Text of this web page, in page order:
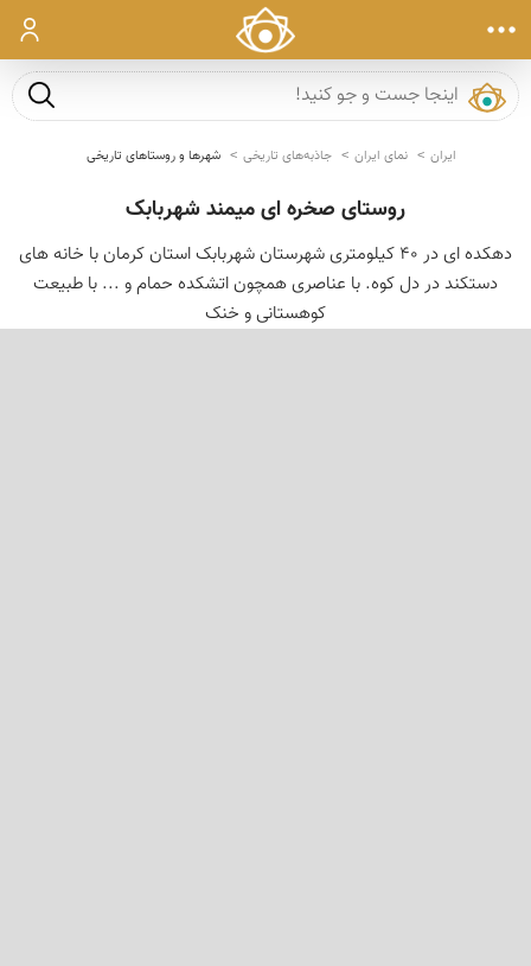
ورود
جست و
ایران نمای ایران جاذبه‌های تاریخی شهرها و روستاهای تاریخی
روستای صخره ای میمند شهربابک
دهکده ای در 40 کیلومتری شهرستان شهربابک استان کرمان با خانه های
دستکند در دل کوه. با عناصری همچون اتشکده حمام و ... با طبیعت
کوهستانی و خنک